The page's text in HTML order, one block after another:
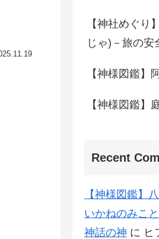
【神社めぐり
じゃ)－旅の安
【神様図鑑】
【神様図鑑】
Recent
【神様図鑑】
いかねのみこ
神話の神 に ヒ